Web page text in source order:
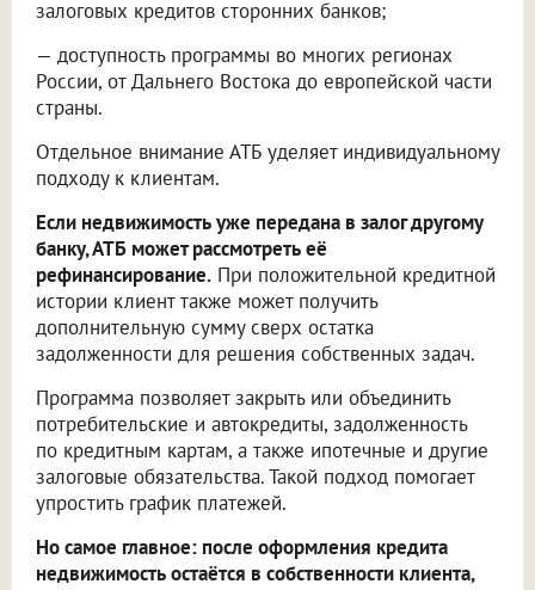
залоговых кредитов сторонних банков;
— доступность программы во многих регионах
России, от Дальнего Востока до европейской части
страны.
Отдельное внимание АТБ уделяет индивидуальному
подходу к клиентам.
Если недвижимость уже передана в залог другому
банку, АТБ может рассмотреть её
рефинансирование. При положительной кредитной
истории клиент также может получить
дополнительную сумму сверх остатка
задолженности для решения собственных задач.
Программа позволяет закрыть или объединить
потребительские и автокредиты, задолженность
по кредитным картам, а также ипотечные и другие
залоговые обязательства. Такой подход помогает
упростить график платежей.
Но самое главное: после оформления кредита
недвижимость остаётся в собственности клиента,